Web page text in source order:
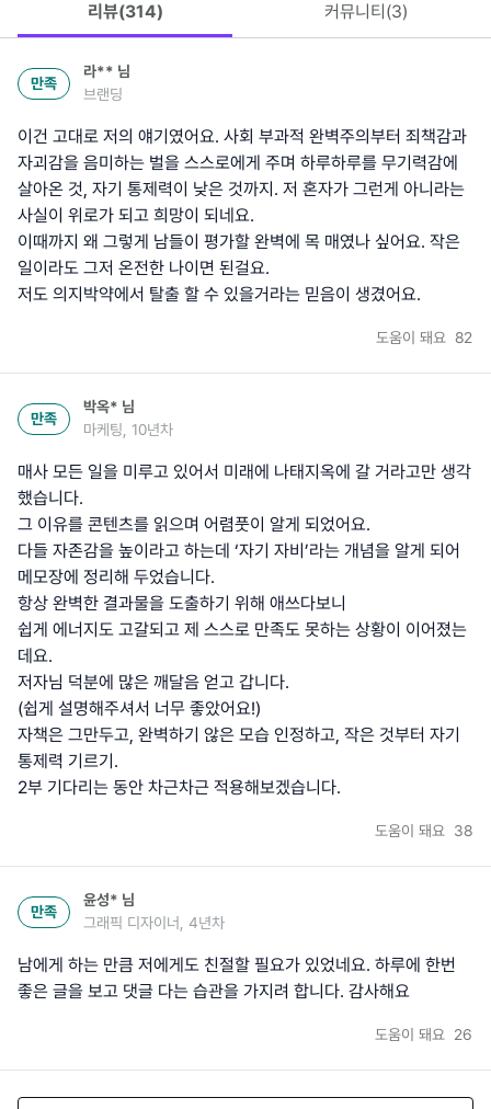
리뷰(314) 커뮤니티(3)
만족
라** 님
브랜딩
이건 고대로 저의 얘기였어요. 사회 부과적 완벽주의부터 죄책감과
자괴감을 음미하는 벌을 스스로에게 주며 하루하루를 무기력감에
살아온 것, 자기 통제력이 낮은 것까지. 저 혼자가 그런게 아니라는
사실이 위로가 되고 희망이 되네요.
이때까지 왜 그렇게 남들이 평가할 완벽에 목 매였나 싶어요. 작은
일이라도 그저 온전한 나이면 된걸요.
저도 의지박약에서 탈출 할 수 있을거라는 믿음이 생겼어요.
도움이 돼요 82
만족
박옥* 님
마케팅, 10년차
매사 모든 일을 미루고 있어서 미래에 나태지옥에 갈 거라고만 생각
했습니다.
그 이유를 콘텐츠를 읽으며 어렴풋이 알게 되었어요.
다들 자존감을 높이라고 하는데 ‘자기 자비’라는 개념을 알게 되어
메모장에 정리해 두었습니다.
항상 완벽한 결과물을 도출하기 위해 애쓰다보니
쉽게 에너지도 고갈되고 제 스스로 만족도 못하는 상황이 이어졌는
데요.
저자님 덕분에 많은 깨달음 얻고 갑니다.
(쉽게 설명해주셔서 너무 좋았어요!)
자책은 그만두고, 완벽하기 않은 모습 인정하고, 작은 것부터 자기
통제력 기르기.
2부 기다리는 동안 차근차근 적용해보겠습니다.
도움이 돼요 38
만족
윤성* 님
그래픽 디자이너, 4년차
남에게 하는 만큼 저에게도 친절할 필요가 있었네요. 하루에 한번
좋은 글을 보고 댓글 다는 습관을 가지려 합니다. 감사해요
도움이 돼요 26